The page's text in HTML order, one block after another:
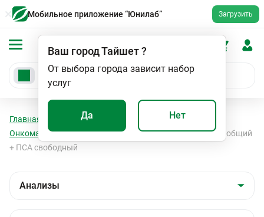
Мобильное приложение “Юнилаб” Загрузить
Ваш городТайшет?
От выбора города зависит набор
услуг
Да Нет
Главная Анализы
Онкомаркеры
Онкомаркеры
Онкопрофилактика для мужчин: ПСА общий
+ ПСА свободный